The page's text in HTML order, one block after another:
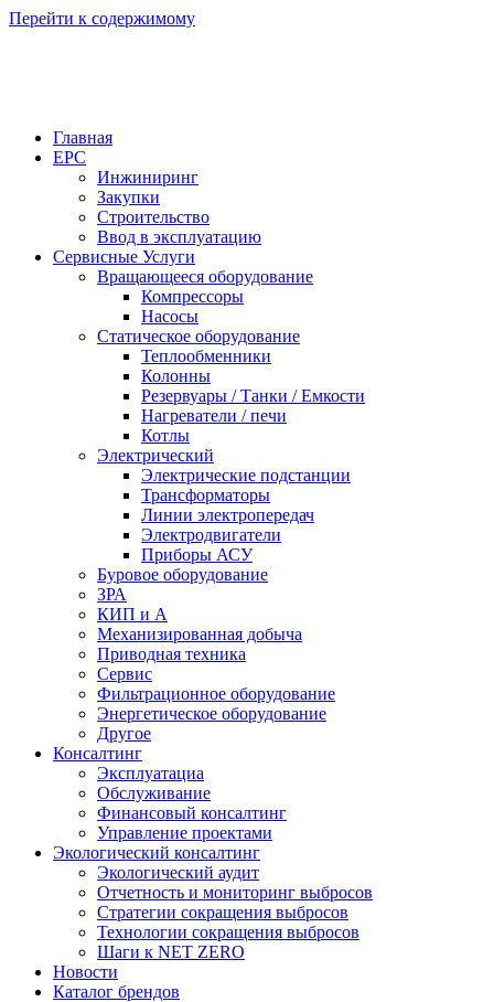
Перейти к содержимому
Главная
EPC
Инжиниринг
Закупки
Строительство
Ввод в эксплуатацию
Сервисные Услуги
Вращающееся оборудование
Компрессоры
Насосы
Статическое оборудование
Теплообменники
Колонны
Резервуары / Танки / Емкости
Нагреватели / печи
Котлы
Электрический
Электрические подстанции
Трансформаторы
Линии электропередач
Электродвигатели
Приборы АСУ
Буровое оборудование
ЗРА
КИП и А
Механизированная добыча
Приводная техника
Сервис
Фильтрационное оборудование
Энергетическое оборудование
Другое
Консалтинг
Эксплуатациа
Обслуживание
Финансовый консалтинг
Управление проектами
Экологический консалтинг
Экологический аудит
Отчетность и мониторинг выбросов
Стратегии сокращения выбросов
Технологии сокращения выбросов
Шаги к NET ZERO
Новости
Каталог брендов